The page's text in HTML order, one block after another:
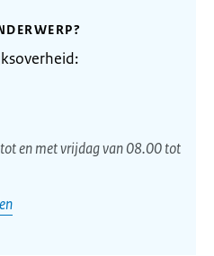
en met vrijdag van 08.00 tot